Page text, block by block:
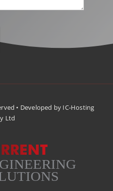
• Developed by IC-Hosting
Ltd